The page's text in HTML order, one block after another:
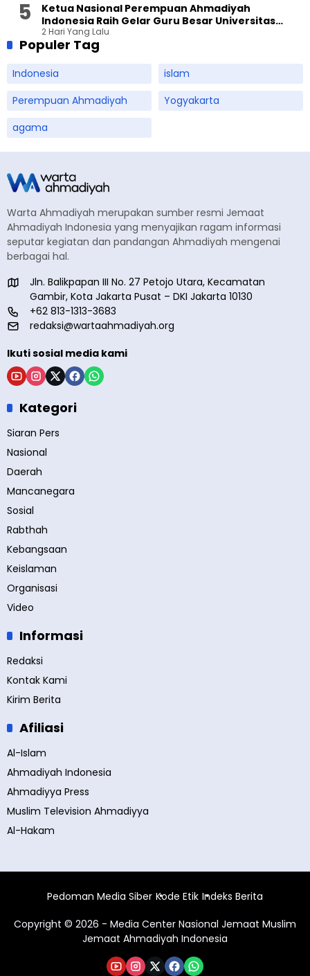
Ketua Nasional Perempuan Ahmadiyah
Indonesia Raih Gelar Guru Besar Universitas
Terbuka
2 Hari Yang Lalu
Populer Tag
Indonesia
islam
Perempuan Ahmadiyah
Yogyakarta
agama
Warta Ahmadiyah merupakan sumber resmi Jemaat
Ahmadiyah Indonesia yang menyajikan ragam informasi
seputar kegiatan dan pandangan Ahmadiyah mengenai
berbagai hal.
Jln. Balikpapan III No. 27 Petojo Utara, Kecamatan
Gambir, Kota Jakarta Pusat – DKI Jakarta 10130
+62 813-1313-3683
redaksi@wartaahmadiyah.org
Ikuti sosial media kami
Kategori
Siaran Pers
Nasional
Daerah
Mancanegara
Sosial
Rabthah
Kebangsaan
Keislaman
Organisasi
Video
Informasi
Redaksi
Kontak Kami
Kirim Berita
Afiliasi
Al-Islam
Ahmadiyah Indonesia
Ahmadiyya Press
Muslim Television Ahmadiyya
Al-Hakam
Pedoman Media Siber Kode Etik Indeks Berita
Copyright © 2026 - Media Center Nasional Jemaat Muslim
Jemaat Ahmadiyah Indonesia